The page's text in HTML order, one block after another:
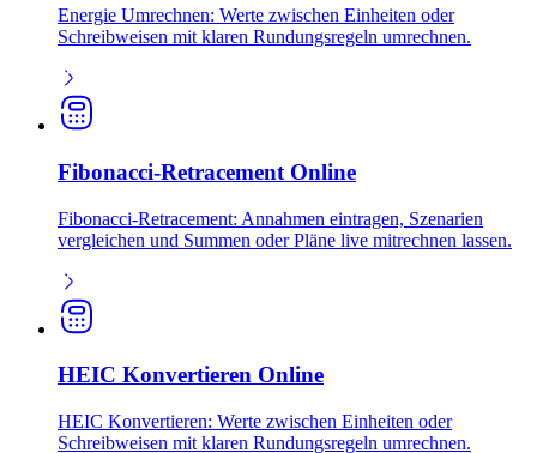
Energie Umrechnen: Werte zwischen Einheiten oder
Schreibweisen mit klaren Rundungsregeln umrechnen.
Fibonacci-Retracement Online
Fibonacci-Retracement: Annahmen eintragen, Szenarien
vergleichen und Summen oder Pläne live mitrechnen lassen.
HEIC Konvertieren Online
HEIC Konvertieren: Werte zwischen Einheiten oder
Schreibweisen mit klaren Rundungsregeln umrechnen.